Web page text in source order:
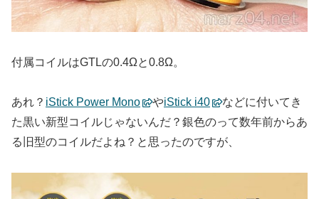
付属コイルはGTLの0.4Ωと0.8Ω。
あれ？ iStick Power Mono やiStick i40
などに付いてき
た黒い新型コイルじゃないんだ？銀色のって数年前からあ
る旧型のコイルだよね？と思ったのですが、